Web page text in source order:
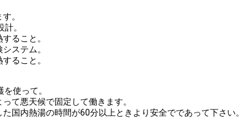
。
。
ること。
ステム。
ること。
使って。
て悪天候で固定して働きます。
国内熱湯の時間が60分以上ときより安全でであって下さい。